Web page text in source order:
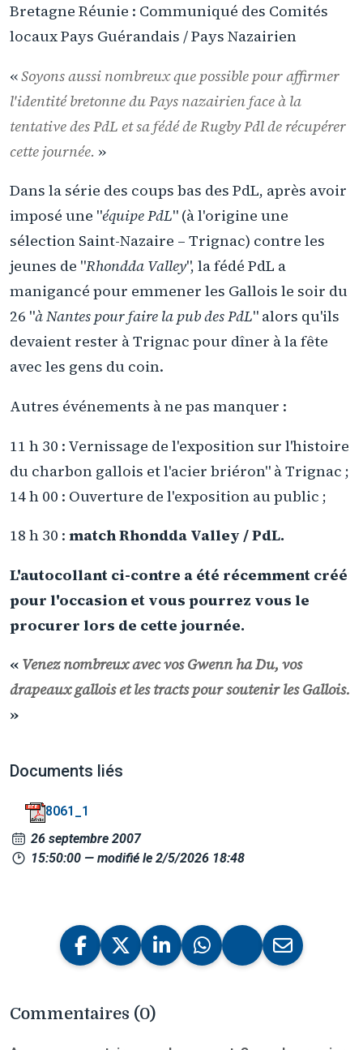
Bretagne Réunie : Communiqué des Comités
locaux Pays Guérandais / Pays Nazairien
«Soyons aussi nombreux que possible pour affirmer
l'identité bretonne du Pays nazairien face à la
tentative des PdL et sa fédé de Rugby Pdl de récupérer
cette journée. »
Dans la série des coups bas des PdL, après avoir
imposé une "équipe PdL" (à l'origine une
sélection Saint-Nazaire – Trignac) contre les
jeunes de "Rhondda Valley", la fédé PdL a
manigancé pour emmener les Gallois le soir du
26 "à Nantes pour faire la pub des PdL" alors qu'ils
devaient rester à Trignac pour dîner à la fête
avec les gens du coin.
Autres événements à ne pas manquer :
11 h 30 : Vernissage de l'exposition sur l'histoire
du charbon gallois et l'acier briéron" à Trignac ;
14 h 00 : Ouverture de l'exposition au public ;
18 h 30 : match Rhondda Valley / PdL.
L'autocollant ci-contre a été récemment créé
pour l'occasion et vous pourrez vous le
procurer lors de cette journée.
« Venez nombreux avec vos Gwenn ha Du, vos
drapeaux gallois et les tracts pour soutenir les Gallois.
»
Documents liés
8061_1
26 septembre 2007
15:50:00 — modifié le 2/5/2026 18:48
Commentaires (0)